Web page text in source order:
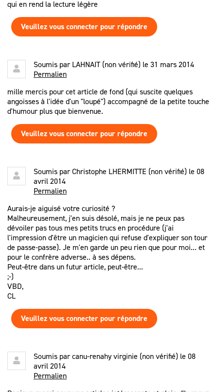
qui en rend la lecture légère
Veuillez vous connecter pour répondre
Soumis parLAHNAIT (non vérifié) le 31 mars 2014
Permalien
mille mercis pour cet article de fond (qui suscite quelques
angoisses à l'idée d'un "loupé") accompagné de la petite touche
d'humour plus que bienvenue.
Veuillez vous connecter pour répondre
Soumis parChristophe LHERMITTE (non vérifié) le 08
avril 2014
Permalien
Aurais-je aiguisé votre curiosité ?
Malheureusement, j'en suis désolé, mais je ne peux pas
dévoiler pas tous mes petits trucs en procédure (j'ai
l'impression d'être un magicien qui refuse d'expliquer son tour
de passe-passe). Je m'en garde un peu rien que pour moi... et
pour le confrère adverse.. à ses dépens.
Peut-être dans un futur article, peut-être...
;-)
VBD,
CL
Veuillez vous connecter pour répondre
Soumis parcanu-renahy virginie (non vérifié) le 08
avril 2014
Permalien